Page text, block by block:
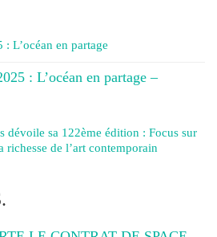
L’océan en partage
: L’océan en partage –
dévoile sa 122ème édition : Focus sur
de l’art contemporain